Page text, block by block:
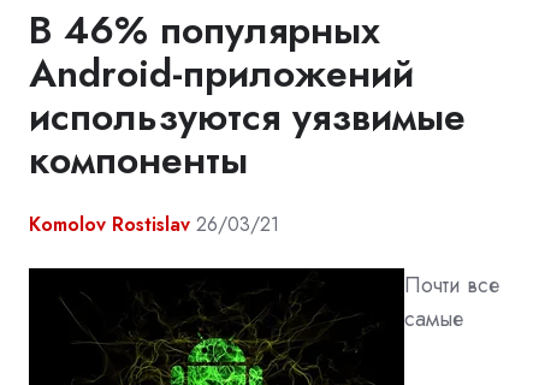
В 46% популярных
Android-приложений
используются уязвимые
компоненты
Komolov Rostislav 26/03/21
Почти все
самые